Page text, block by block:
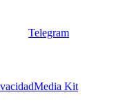
Telegram
Media Kit